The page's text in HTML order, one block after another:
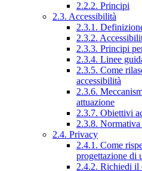
2.2.2. Principi
2.3. Accessibilità
2.3.1.
2.3.2.
2.3.3. Principi
2.3.4. Linee
2.3.5. Come
accessibilità
2.3.6.
attuazione
2.3.7. Obiettivi
2.3.8.
2.4. Privacy
2.4.1. Come
progettazione di
2.4.2. Richiedi il